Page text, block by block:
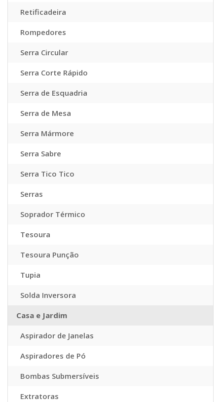
Retificadeira
Rompedores
Serra Circular
Serra Corte Rápido
Serra de Esquadria
Serra de Mesa
Serra Mármore
Serra Sabre
Serra Tico Tico
Serras
Soprador Térmico
Tesoura
Tesoura Punção
Tupia
Solda Inversora
Casa e Jardim
Aspirador de Janelas
Aspiradores de Pó
Bombas Submersíveis
Extratoras